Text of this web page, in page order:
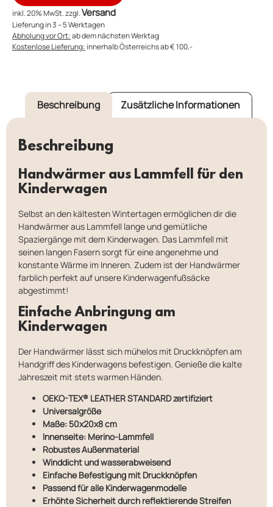
inkl. 20% MwSt. zzgl.Versand
Lieferung in 3 – 5 Werktagen
Abholung vor Ort:ab dem nächsten Werktag
Kostenlose Lieferung: innerhalb Österreichs ab € 100,-
Beschreibung Zusätzliche Informationen
Beschreibung
Handwärmer aus Lammfell für den
Kinderwagen
Selbst an den kältesten Wintertagen ermöglichen dir die
Handwärmer aus Lammfell lange und gemütliche
Spaziergänge mit dem Kinderwagen. Das Lammfell mit
seinen langen Fasern sorgt für eine angenehme und
konstante Wärme im Inneren. Zudem ist der Handwärmer
farblich perfekt auf unsere Kinderwagenfußsäcke
abgestimmt!
Einfache Anbringung am
Kinderwagen
Der Handwärmer lässt sich mühelos mit Druckknöpfen am
Handgriff des Kinderwagens befestigen. Genieße die kalte
Jahreszeit mit stets warmen Händen.
OEKO-TEX® LEATHER STANDARD zertifiziert
Universalgröße
Maße: 50x20x8 cm
Innenseite: Merino-Lammfell
Robustes Außenmaterial
Winddicht und wasserabweisend
Einfache Befestigung mit Druckknöpfen
Passend für alle Kinderwagenmodelle
Erhöhte Sicherheit durch reflektierende Streifen